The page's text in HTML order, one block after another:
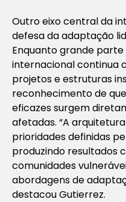
Outro eixo central da
defesa da adaptação
Enquanto grande
internacional continua
projetos e estruturas
reconhecimento de
eficazes surgem
afetadas. “A
prioridades definidas
produzindo resultados
comunidades
abordagens de
destacou Gutierrez.